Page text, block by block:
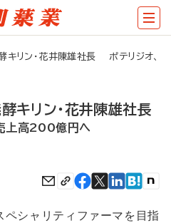
キリン・花井陳雄社長 ポテリジオ、
キリン・花井陳雄社長
上高200億円へ
シャリティファーマを目指